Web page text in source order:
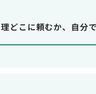
どこに頼むか、自分